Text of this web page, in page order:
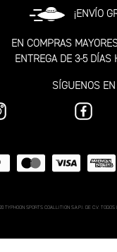
¡ENVÍO
EN COMPRAS
ENTREGA DE 3-5 DÍAS
SÍGUENOS EN
TYPHOON SPORTS COALLITION S.A.P.I. DE C.V. TODOS